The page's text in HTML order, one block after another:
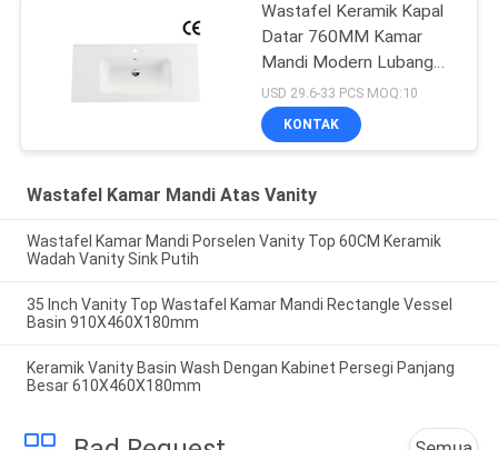
Wastafel Keramik Kapal
Datar 760MM Kamar
Mandi Modern Lubang
Tunggal
USD 29.6-33 PCS MOQ:10
KONTAK
Wastafel Kamar Mandi Atas Vanity
Wastafel Kamar Mandi Porselen Vanity Top 60CM Keramik
Wadah Vanity Sink Putih
35 Inch Vanity Top Wastafel Kamar Mandi Rectangle Vessel
Basin 910X460X180mm
Keramik Vanity Basin Wash Dengan Kabinet Persegi Panjang
Besar 610X460X180mm